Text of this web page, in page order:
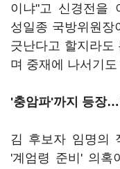
이냐"고 신경전을
성일종 국방위원장
긋난다고 할지라도
며 중재에 나서기
'충암파'까지 등장
김 후보자 임명의
'계엄령 준비' 의혹